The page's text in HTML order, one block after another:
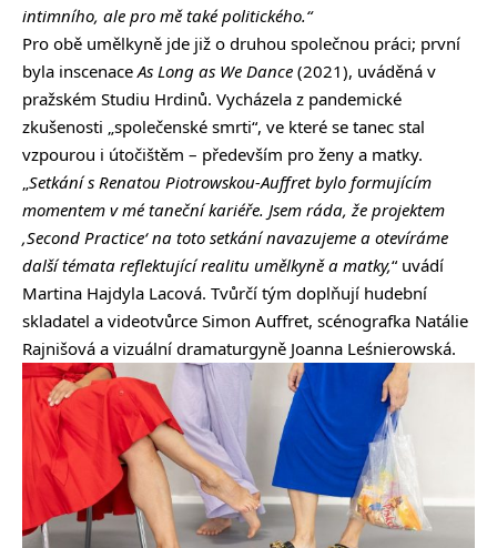
intimního, ale pro mě také politického.“
Pro obě umělkyně jde již o druhou společnou práci; první
byla inscenace As Long as We Dance (2021), uváděná v
pražském Studiu Hrdinů. Vycházela z pandemické
zkušenosti „společenské smrti“, ve které se tanec stal
vzpourou i útočištěm – především pro ženy a matky.
Setkání s Renatou Piotrowskou-Auffret bylo formujícím
momentem v mé taneční kariéře. Jsem ráda, že projektem
‚Second Practice‘ na toto setkání navazujeme a otevíráme
další témata reflektující realitu umělkyně a matky,“ uvádí
Martina Hajdyla Lacová. Tvůrčí tým doplňují hudební
skladatel a videotvůrce Simon Auffret, scénografka Natálie
Rajnišová a vizuální dramaturgyně Joanna Leśnierowská.